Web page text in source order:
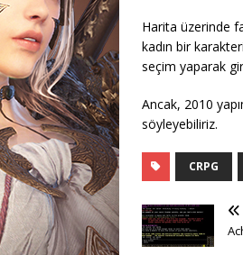
Harita üzerinde
kadın bir
seçim yaparak
Ancak, 2010
söyleyebiliriz.
CRPG